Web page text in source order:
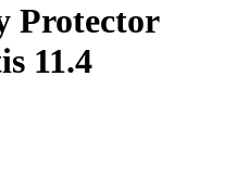
Protector
11.4